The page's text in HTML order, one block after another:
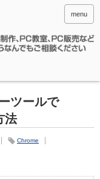
menu
ツールで
法
Chrome